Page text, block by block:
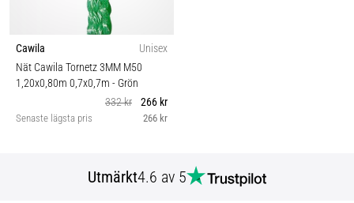
Cawila
Unisex
Nät Cawila Tornetz 3MM M50
1,20x0,80m 0,7x0,7m - Grön
332 kr
266 kr
Senaste lägsta pris 266 kr
Utmärkt4.6 av 5